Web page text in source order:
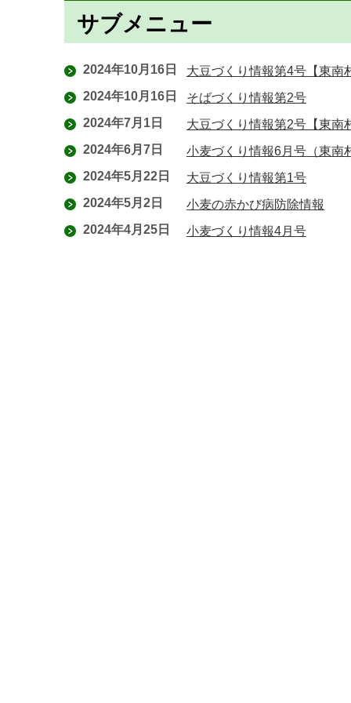
サブメニュー
2024年10月16日
大豆づくり情報第4号【東南
2024年10月16日
そばづくり情報第2号
2024年7月1日
大豆づくり情報第2号【東南
2024年6月7日
小麦づくり情報6月号（東南
2024年5月22日
大豆づくり情報第1号
2024年5月2日
小麦の赤かび病防除情報
2024年4月25日
小麦づくり情報4月号